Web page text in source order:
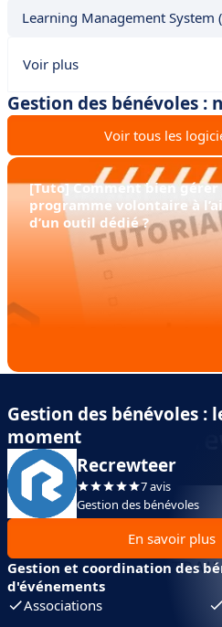
Learning Management System
Voir plus
Gestion des bénévoles :
Voir tous les
[Tuto] Comment bien gérer
programme volontaire à
d’un outil dédié ?
Gestion des bénévoles :
moment
Recrewteer
7 avis
Gestion des bénévoles
En savoir plus
Gestion et coordination des
d'événements
Associations